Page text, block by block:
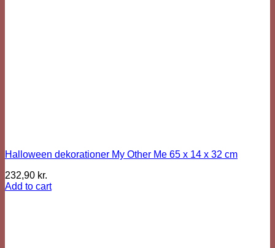
Halloween dekorationer My Other Me 65 x 14 x 32 cm
232,90 kr.
Add to cart